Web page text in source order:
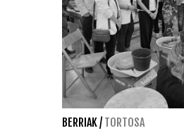
BERRIAK/ TORTOSA